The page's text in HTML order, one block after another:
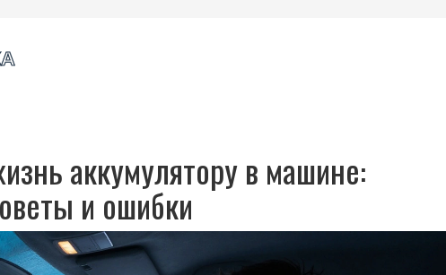
аккумулятору в машине:
и ошибки